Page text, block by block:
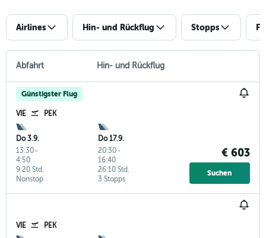
Airlines Hin- und Rückflug Stopps
Abfahrt Hin- und Rückflug
Günstigster Flug
VIE PEK
Do 3.9.
13:30-
4:50
Nonstop
9:20 Std.
Do 17.9.
20:30-
16:40
3 Stopps
26:10 Std.
€ 603
Suchen
VIE PEK